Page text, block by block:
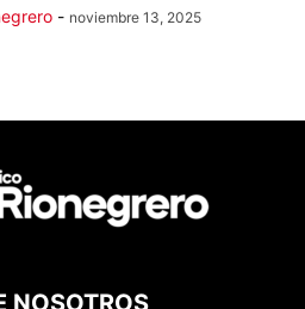
- noviembre 13, 2025